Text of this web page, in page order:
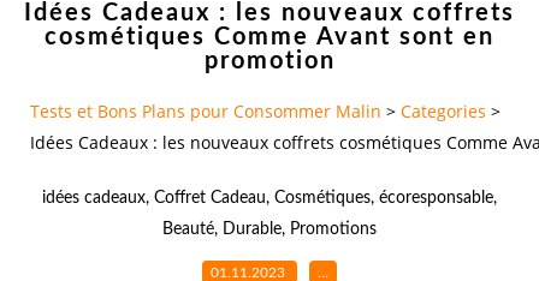
Idées Cadeaux : les nouveaux coffrets
cosmétiques Comme Avant sont en
promotion
Tests et Bons Plans pour Consommer Malin > Categories >
Idées Cadeaux : les nouveaux coffrets cosmétiques Comme
idées cadeaux, Coffret Cadeau, Cosmétiques, écoresponsable,
Beauté, Durable, Promotions
01.11.2023 …